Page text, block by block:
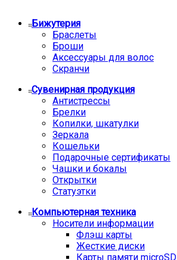
Бижутерия
Браслеты
Броши
Аксессуары для волос
Скранчи
Сувенирная продукция
Антистрессы
Брелки
Копилки, шкатулки
Зеркала
Кошельки
Подарочные сертификаты
Чашки и бокалы
Открытки
Статуэтки
Компьютерная техника
Носители информации
Флэш карты
Жесткие диски
Карты памяти microSD